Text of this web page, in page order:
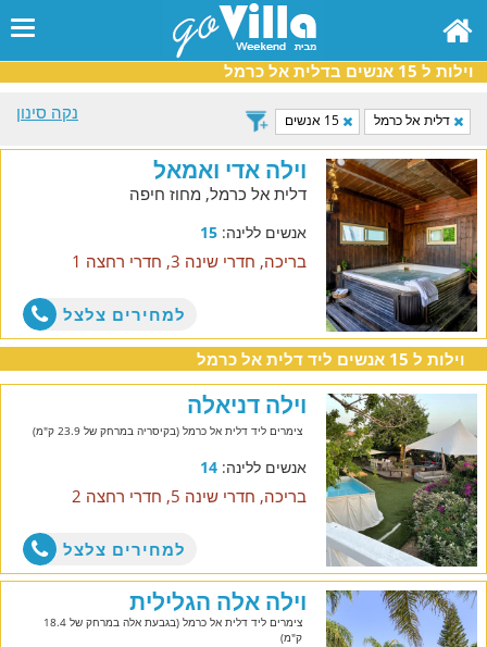
וילות ל 15 אנשים בדלית אל כרמל
נקה סינון
דלית אל כרמל 15 אנשים
וילה אדי ואמאל
דלית אל כרמל, מחוז חיפה
אנשים ללינה:15
בריכה, חדרי שינה 3, חדרי רחצה 1
למחירים צלצל
וילות ל 15 אנשים ליד דלית אל כרמל
וילה דניאלה
צימרים ליד דלית אל כרמל (בקיסריה במרחק של 23.9 ק"מ)
אנשים ללינה:14
בריכה, חדרי שינה 5, חדרי רחצה 2
למחירים צלצל
וילה אלה הגלילית
צימרים ליד דלית אל כרמל (בגבעת אלה במרחק של 18.4
ק"מ)